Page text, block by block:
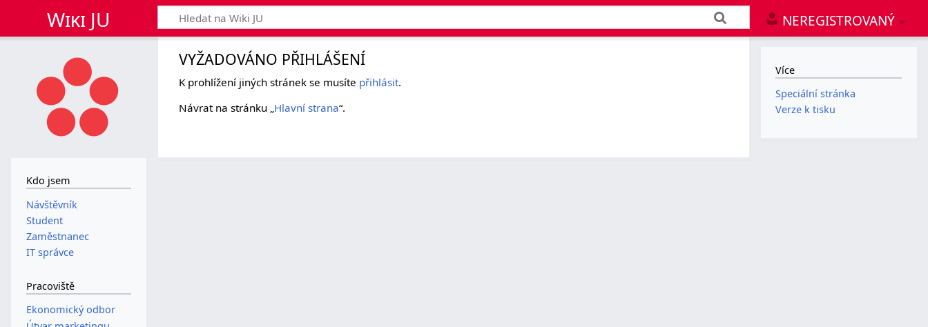
NEREGISTROVANÝ
Wiki JU
VYŽADOVÁNO PŘIHLÁŠENÍ
K prohlížení jiných stránek se musíte přihlásit.
Návrat na stránku „Hlavní strana“.
Kdo jsem
Návštěvník
Student
Zaměstnanec
IT správce
Pracoviště
Ekonomický odbor
Více
Speciální stránka
Verze k tisku